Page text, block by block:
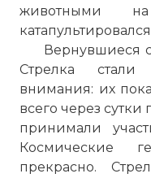
животными
Вернувшиеся
Стрелка стали
внимания: их
всего через
принимали
Космические
прекрасно.